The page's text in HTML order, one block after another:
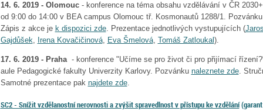
14. 6. 2019 - Olomouc - konference na téma obsahu vzdělávání v ČR
od 9:00 do 14:00 v BEA campus Olomouc tř. Kosmonautů 1288/1.
Zápis z akce je k dispozici zde. Prezentace jednotlivých vystupujících (
Gajdůšek, Irena Kovačičinová, Eva Šmelová, Tomáš Zatloukal).
17. 6. 2019 - Praha- konference "Učíme se pro život či pro přijímací
aule Pedagogické fakulty Univerzity Karlovy. Pozvánku naleznete zde.
Samotné prezentace pak najdete zde.
SC2 - Snížit vzdělanostní nerovnosti a zvýšit spravedlnost v přístupu ke vzdělání(garant